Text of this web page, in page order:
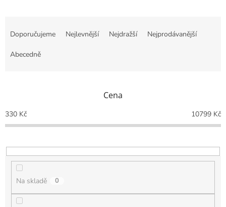
o
d
k
t
Doporučujeme Nejlevnější Nejdražší Nejprodávanější
Abecedně
Cena
330 Kč 10799 Kč
Na skladě 0